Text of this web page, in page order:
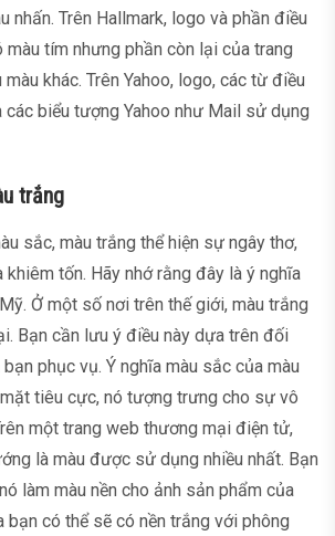
nhấn. Trên Hallmark, logo và phần điều
màu tím nhưng phần còn lại của trang
khác. Trên Yahoo, logo, các từ điều
các biểu tượng Yahoo như Mail sử dụng
trắng
sắc, màu trắng thể hiện sự ngây thơ,
khiêm tốn. Hãy nhớ rằng đây là ý nghĩa
Ở một số nơi trên thế giới, màu trắng
Bạn cần lưu ý điều này dựa trên đối
phục vụ. Ý nghĩa màu sắc của màu
tiêu cực, nó tượng trưng cho sự vô
một trang web thương mại điện tử,
là màu được sử dụng nhiều nhất. Bạn
làm màu nền cho ảnh sản phẩm của
bạn có thể sẽ có nền trắng với phông